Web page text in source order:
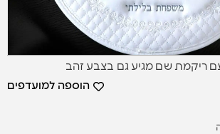
ריקמת שם מגיע גם בצבע זהב
הוספה למועדפים